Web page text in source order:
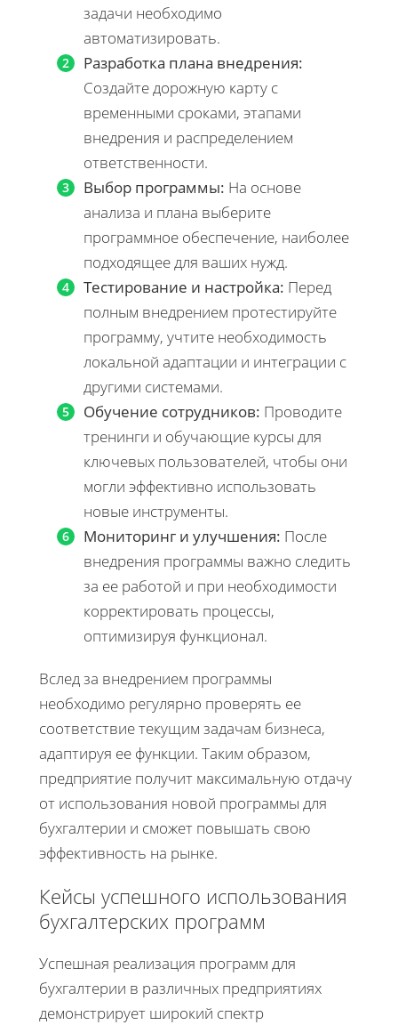
задачи необходимо
автоматизировать.
Разработка плана внедрения:
Создайте дорожную карту с
временными сроками, этапами
внедрения и распределением
ответственности.
Выбор программы: На основе
анализа и плана выберите
программное обеспечение, наиболее
подходящее для ваших нужд.
Тестирование и настройка: Перед
полным внедрением протестируйте
программу, учтите необходимость
локальной адаптации и интеграции с
другими системами.
Обучение сотрудников: Проводите
тренинги и обучающие курсы для
ключевых пользователей, чтобы они
могли эффективно использовать
новые инструменты.
Мониторинг и улучшения: После
внедрения программы важно следить
за ее работой и при необходимости
корректировать процессы,
оптимизируя функционал.
Вслед за внедрением программы
необходимо регулярно проверять ее
соответствие текущим задачам бизнеса,
адаптируя ее функции. Таким образом,
предприятие получит максимальную отдачу
от использования новой программы для
бухгалтерии и сможет повышать свою
эффективность на рынке.
Кейсы успешного использования
бухгалтерских программ
Успешная реализация программ для
бухгалтерии в различных предприятиях
демонстрирует широкий спектр